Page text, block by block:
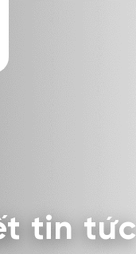
tin tức